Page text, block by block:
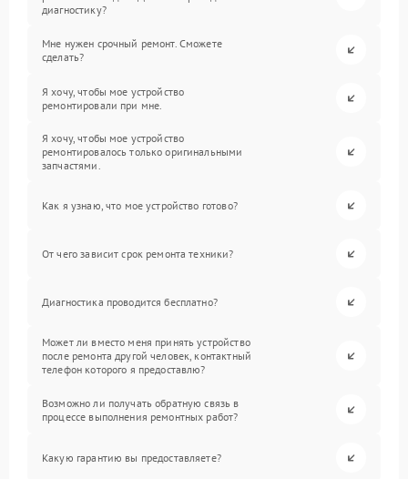
диагностику?
Мне нужен срочный ремонт. Сможете
сделать?
Я хочу, чтобы мое устройство
ремонтировали при мне.
Я хочу, чтобы мое устройство
ремонтировалось только оригинальными
запчастями.
Как я узнаю, что мое устройство готово?
От чего зависит срок ремонта техники?
Диагностика проводится бесплатно?
Может ли вместо меня принять устройство
после ремонта другой человек, контактный
телефон которого я предоставлю?
Возможно ли получать обратную связь в
процессе выполнения ремонтных работ?
Какую гарантию вы предоставляете?